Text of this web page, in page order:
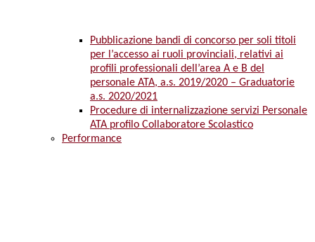
Pubblicazione bandi di concorso per soli titoli
per l’accesso ai ruoli provinciali, relativi ai
profili professionali dell’area A e B del
personale ATA, a.s. 2019/2020 – Graduatorie
a.s. 2020/2021
Procedure di internalizzazione servizi Personale
ATA profilo Collaboratore Scolastico
Performance